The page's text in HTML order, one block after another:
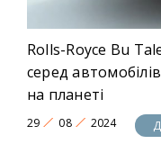
Rolls-Royce Bu
серед
на планеті
29 08 2024